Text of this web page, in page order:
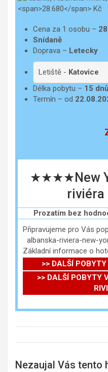
Cena za 1 osobu –
Snídaně
Doprava – Letecky
Letiště - Katovice
Délka pobytu – 15 dnů
Termín – od
★★★★New
riviéra
Prozatím bez
Připravujeme pro Vás
albanska-riviera-new-
Základní informace o
>> DALŠÍ
>> DALŠÍ POBYTY
Nezaujal Vás tento